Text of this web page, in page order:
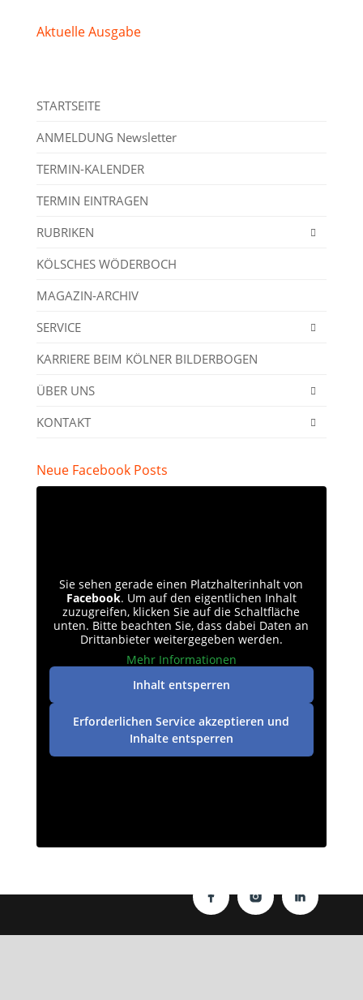
Aktuelle Ausgabe
STARTSEITE
ANMELDUNG Newsletter
TERMIN-KALENDER
TERMIN EINTRAGEN
RUBRIKEN
KÖLSCHES WÖDERBOCH
MAGAZIN-ARCHIV
SERVICE
KARRIERE BEIM KÖLNER BILDERBOGEN
ÜBER UNS
KONTAKT
Neue Facebook Posts
Sie sehen gerade einen Platzhalterinhalt von
Facebook. Um auf den eigentlichen Inhalt
zuzugreifen, klicken Sie auf die Schaltfläche
unten. Bitte beachten Sie, dass dabei Daten an
Drittanbieter weitergegeben werden.
Mehr Informationen
Inhalt entsperren
Erforderlichen Service akzeptieren und
Inhalte entsperren
Datenschutz|Impressum| © perey-medien